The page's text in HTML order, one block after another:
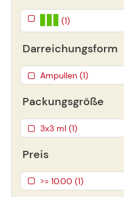
(1)
Darreichungsform
Ampullen (1)
Packungsgröße
3x3 ml (1)
Preis
>= 10.00 (1)